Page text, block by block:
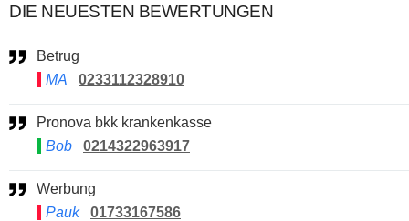
DIE NEUESTEN BEWERTUNGEN
Betrug
MA
0233112328910
Pronova bkk krankenkasse
Bob
0214322963917
Werbung
Pauk
01733167586